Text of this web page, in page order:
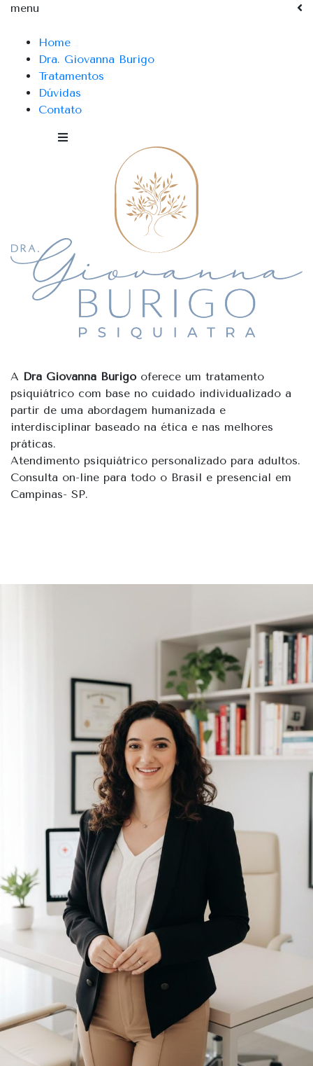
menu
Home
Dra. Giovanna Burigo
Tratamentos
Dúvidas
Contato
A Dra Giovanna Burigooferece um tratamento
psiquiátrico com base no cuidado individualizado a
partir de uma abordagem humanizada e
interdisciplinar baseado na ética e nas melhores
práticas.
Atendimento psiquiátrico personalizado para adultos.
Consulta on-line para todo o Brasil e presencial em
Campinas- SP.